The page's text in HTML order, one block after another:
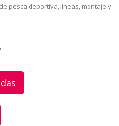
pesca deportiva, líneas, montaje y